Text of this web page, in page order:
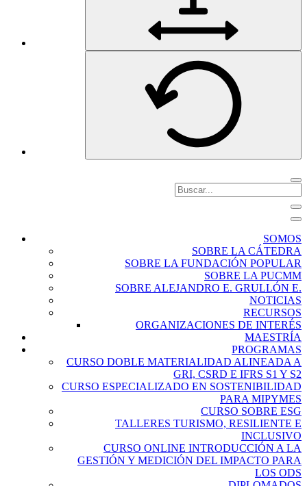
SOMOS
SOBRE LA CÁTEDRA
SOBRE LA FUNDACIÓN POPULAR
SOBRE LA PUCMM
SOBRE ALEJANDRO E. GRULLÓN E.
NOTICIAS
RECURSOS
ORGANIZACIONES DE INTERÉS
MAESTRÍA
PROGRAMAS
CURSO DOBLE MATERIALIDAD ALINEADA A
GRI, CSRD E IFRS S1 Y S2
CURSO ESPECIALIZADO EN SOSTENIBILIDAD
PARA MIPYMES
CURSO SOBRE ESG
TALLERES TURISMO, RESILIENTE E
INCLUSIVO
CURSO ONLINE INTRODUCCIÓN A LA
GESTIÓN Y MEDICIÓN DEL IMPACTO PARA
LOS ODS